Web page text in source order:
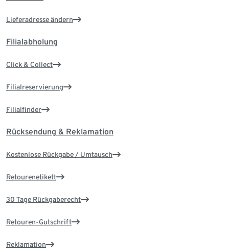
Lieferadresse ändern
Filialabholung
Click & Collect
Filialreservierung
Filialfinder
Rücksendung & Reklamation
Kostenlose Rückgabe / Umtausch
Retourenetikett
30 Tage Rückgaberecht
Retouren-Gutschrift
Reklamation